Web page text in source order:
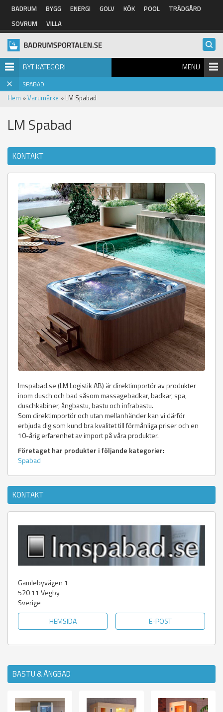
Hoppa till huvudinnehåll
BADRUM BYGG ENERGI GOLV KÖK POOL
TRÄDGÅRD
SOVRUM
VILLA
BYT KATEGORI MENU
SPABAD
Hem »Varumärke » LM Spabad
LM Spabad
KONTAKT
lmspabad.se (LM Logistik AB) är direktimportör av produkter
inom dusch och bad såsom massagebadkar, badkar, spa,
duschkabiner, ångbastu, bastu och infrabastu.
Som direktimportör och utan mellanhänder kan vi därför
erbjuda dig som kund bra kvalitet till förmånliga priser och en
10-årig erfarenhet av import på våra produkter.
Företaget har produkter i följande kategorier:
Spabad
KONTAKT
Gamlebyvägen 1
520 11 Vegby
Sverige
HEMSIDA
E-POST
BASTU & ÅNGBAD